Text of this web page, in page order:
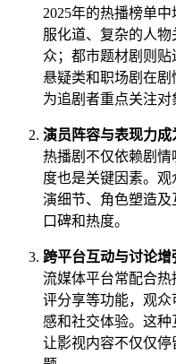
2025年的热播榜单
服化道、复杂的人
众；都市题材剧则贴
悬疑类和职场剧在
为追剧者重点关注对
演员阵容与表现力成
热播剧不仅依赖剧
度也是关键因素。
演细节、角色塑造
口碑和热度。
跨平台互动与讨论增
流媒体平台常配合热
评分享等功能，观
感和社交体验。这
让影视内容不仅仅